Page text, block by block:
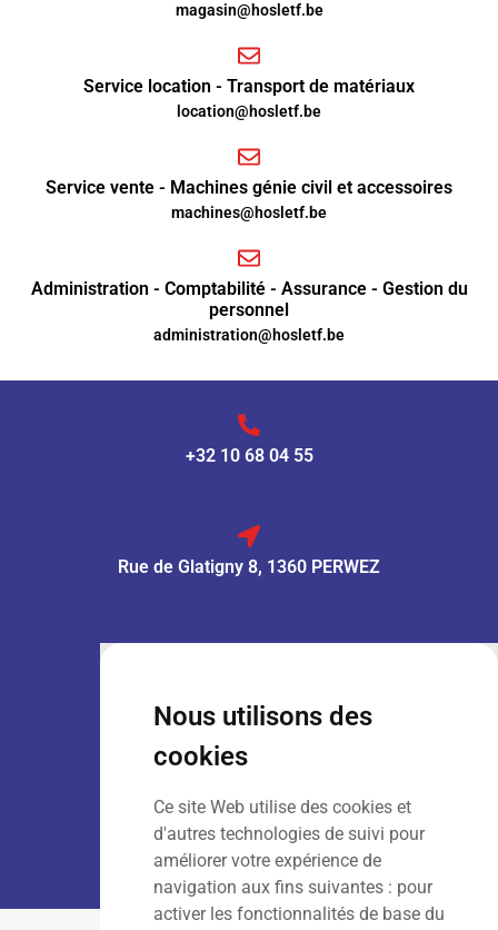
Nous utilisons des
cookies
Ce site Web utilise des cookies et
d'autres technologies de suivi pour
améliorer votre expérience de
navigation aux fins suivantes : pour
activer les fonctionnalités de base du
magasin@hosletf.be
Service location - Transport de matériaux
location@hosletf.be
Service vente - Machines génie civil et accessoires
machines@hosletf.be
Administration - Comptabilité - Assurance - Gestion du
personnel
administration@hosletf.be
+32 10 68 04 55
Rue de Glatigny 8, 1360 PERWEZ
: 9h00 – 13h00
Dim: Fermé
LOCATION :
Lun – Ven: 7h00 – 18h00
Sam – Dim
: Fermé